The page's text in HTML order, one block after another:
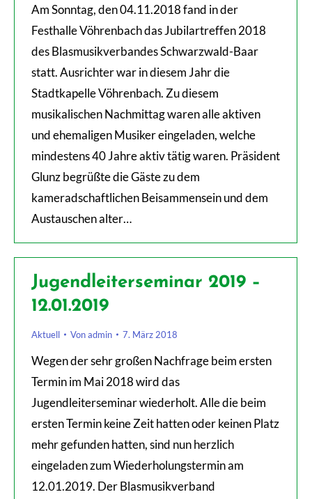
Am Sonntag, den 04.11.2018 fand in der
Festhalle Vöhrenbach das Jubilartreffen 2018
des Blasmusikverbandes Schwarzwald-Baar
statt. Ausrichter war in diesem Jahr die
Stadtkapelle Vöhrenbach. Zu diesem
musikalischen Nachmittag waren alle aktiven
und ehemaligen Musiker eingeladen, welche
mindestens 40 Jahre aktiv tätig waren. Präsident
Glunz begrüßte die Gäste zu dem
kameradschaftlichen Beisammensein und dem
Austauschen alter…
Jugendleiterseminar 2019 –
12.01.2019
Aktuell Vonadmin 7. März 2018
Wegen der sehr großen Nachfrage beim ersten
Termin im Mai 2018 wird das
Jugendleiterseminar wiederholt. Alle die beim
ersten Termin keine Zeit hatten oder keinen Platz
mehr gefunden hatten, sind nun herzlich
eingeladen zum Wiederholungstermin am
12.01.2019. Der Blasmusikverband